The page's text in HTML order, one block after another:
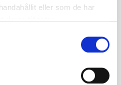
eller som de har